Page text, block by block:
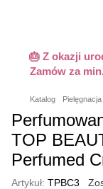
🎂 Z okazji
Zamów za
Katalog Pielęgnacja
TOP
Perfumed
Artykuł: TPBC3